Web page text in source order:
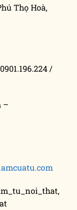
Thọ Hoà,
/
–